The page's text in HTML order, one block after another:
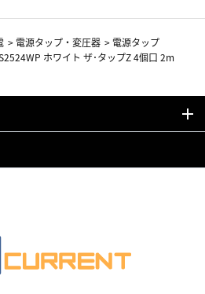
> 電源タップ・変圧器 > 電源タップ
ホワイト ザ･タップZ 4個口 2m